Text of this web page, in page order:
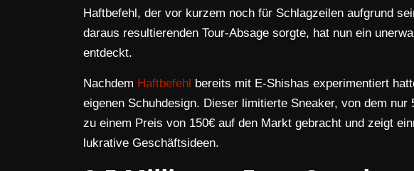
Haftbefehl, der vor kurzem noch für Schlagzeilen aufgrund
daraus resultierenden Tour-Absage sorgte, hat nun ein
entdeckt.
Nachdem Haftbefehl bereits mit E-Shishas experimentiert
eigenen Schuhdesign. Dieser limitierte Sneaker, von dem
zu einem Preis von 150€ auf den Markt gebracht und zeigt
lukrative Geschäftsideen.